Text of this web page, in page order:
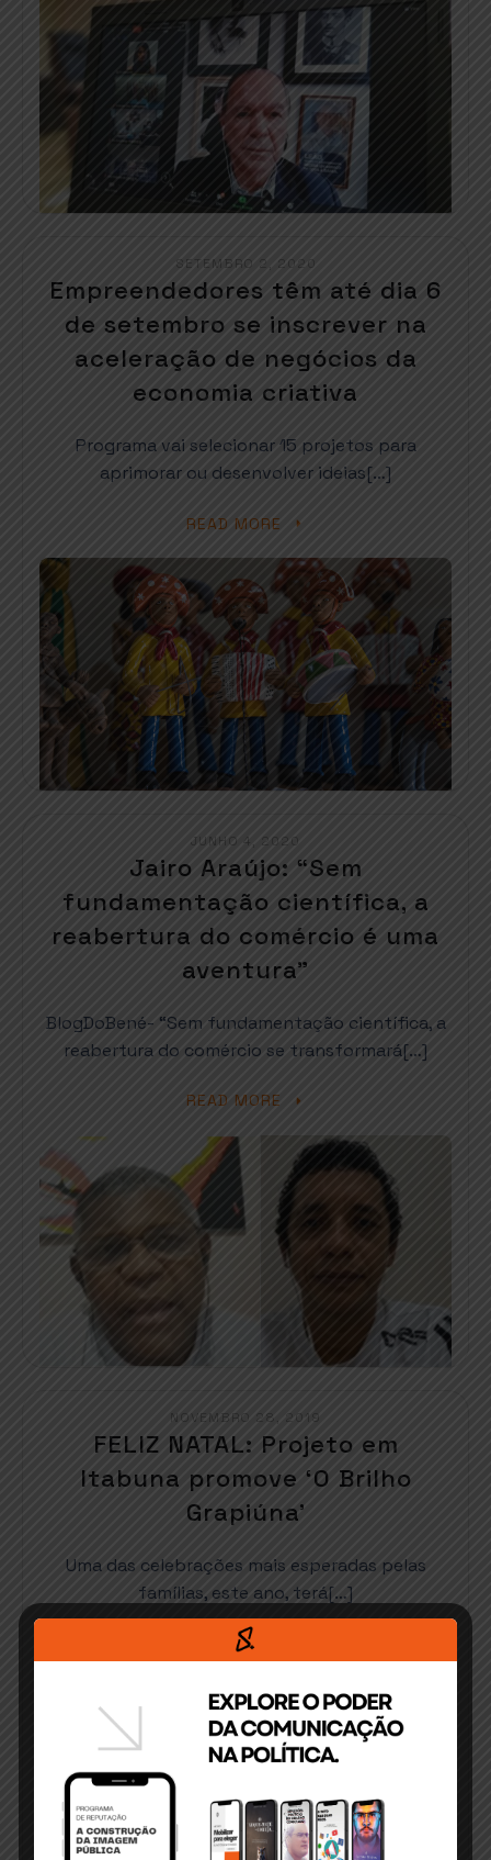
SETEMBRO 2, 2020
Empreendedores têm até dia 6
de setembro se inscrever na
aceleração de negócios da
economia criativa
Programa vai selecionar 15 projetos para
aprimorar ou desenvolver ideias[…]
READ MORE
JUNHO 4, 2020
Jairo Araújo: “Sem
fundamentação científica, a
reabertura do comércio é uma
aventura”
BlogDoBené- “Sem fundamentação científica, a
reabertura do comércio se transformará[…]
READ MORE
NOVEMBRO 28, 2019
FELIZ NATAL: Projeto em
Itabuna promove ‘O Brilho
Grapiúna’
Uma das celebrações mais esperadas pelas
famílias, este ano, terá[…]
READ MORE